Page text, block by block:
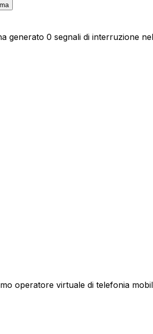
generato 0 segnali di interruzione
operatore virtuale di telefonia